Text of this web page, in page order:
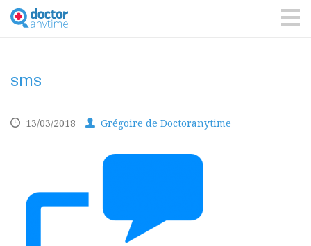
DoctorAnyTime
You
are
sms
13/03/2018 Grégoire de Doctoranytime